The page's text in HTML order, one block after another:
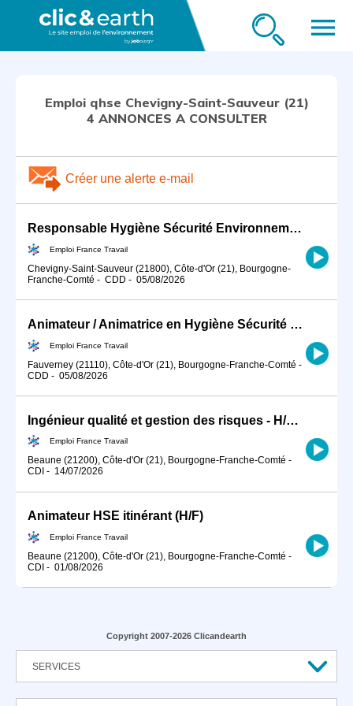
menu
Emploi qhse Chevigny-Saint-Sauveur (21)
4 ANNONCES A CONSULTER
Créer une alerte e-mail
Responsable Hygiène Sécurité Environnement (HSE) en industrie (H/F)
Emploi France Travail
Chevigny-Saint-Sauveur (21800), Côte-d'Or (21), Bourgogne-
Franche-Comté - CDD - 05/08/2026
Animateur / Animatrice en Hygiène Sécurité Environnement (HSE) (H/F)
Emploi France Travail
Fauverney (21110), Côte-d'Or (21), Bourgogne-Franche-Comté -
CDD - 05/08/2026
Ingénieur qualité et gestion des risques - H/F (H/F)
Emploi France Travail
Beaune (21200), Côte-d'Or (21), Bourgogne-Franche-Comté -
CDI - 14/07/2026
Animateur HSE itinérant (H/F)
Emploi France Travail
Beaune (21200), Côte-d'Or (21), Bourgogne-Franche-Comté -
CDI - 01/08/2026
Copyright 2007-2026 Clicandearth
SERVICES